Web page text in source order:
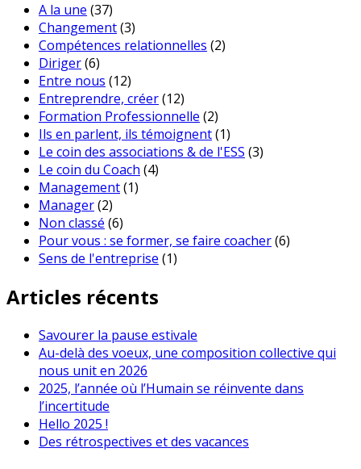
A la une (37)
Changement(3)
Compétences relationnelles (2)
Diriger(6)
Entre nous (12)
Entreprendre, créer(12)
Formation Professionnelle (2)
Ils en parlent, ils témoignent(1)
Le coin des associations & de l'ESS (3)
Le coin du Coach (4)
Management(1)
Manager(2)
Non classé (6)
Pour vous : se former, se faire coacher(6)
Sens de l'entreprise (1)
Articles récents
Savourer la pause estivale
Au-delà des voeux, une composition collective qui
nous unit en 2026
2025, l’année où l’Humain se réinvente dans
l’incertitude
Hello 2025 !
Des rétrospectives et des vacances